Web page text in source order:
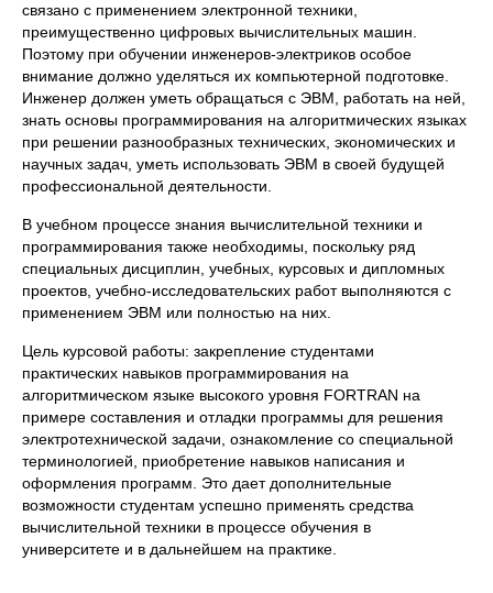
связано с применением электронной техники,
преимущественно цифровых вычислительных машин.
Поэтому при обучении инженеров-электриков особое
внимание должно уделяться их компьютерной подготовке.
Инженер должен уметь обращаться с ЭВМ, работать на ней,
знать основы программирования на алгоритмических языках
при решении разнообразных технических, экономических и
научных задач, уметь использовать ЭВМ в своей будущей
профессиональной деятельности.
В учебном процессе знания вычислительной техники и
программирования также необходимы, поскольку ряд
специальных дисциплин, учебных, курсовых и дипломных
проектов, учебно-исследовательских работ выполняются с
применением ЭВМ или полностью на них.
Цель курсовой работы: закрепление студентами
практических навыков программирования на
алгоритмическом языке высокого уровня FORTRAN на
примере составления и отладки программы для решения
электротехнической задачи, ознакомление со специальной
терминологией, приобретение навыков написания и
оформления программ. Это дает дополнительные
возможности студентам успешно применять средства
вычислительной техники в процессе обучения в
университете и в дальнейшем на практике.